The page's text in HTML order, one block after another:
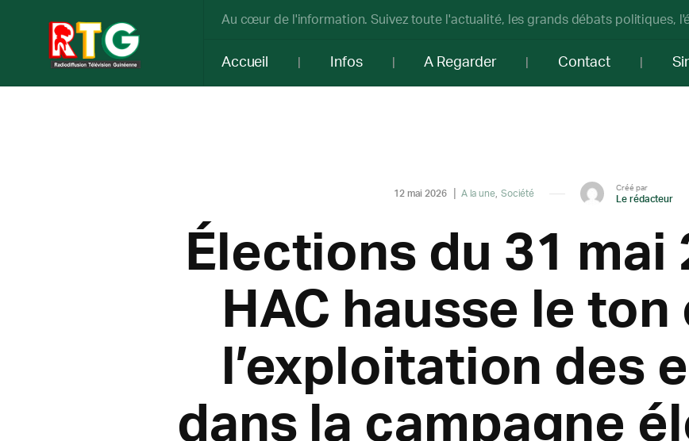
Au cœur de l'information. Suivez toute l'actualité, les grands débats politiques,
Accueil Infos A Regarder Contact
12 mai 2026 A la une Société
Créé par
Le rédacteur
Élections du 31 mai
HAC hausse le
l’exploitation des
dans la campagne